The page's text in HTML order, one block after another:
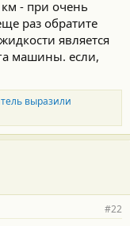
- при очень
раз обратите
является
машины. если,
выразили
#22